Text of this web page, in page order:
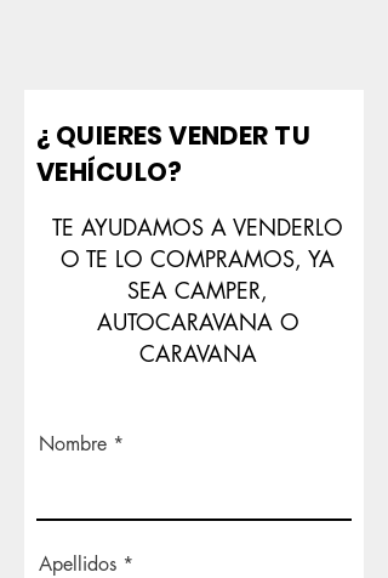
¿ QUIERES VENDER TU
VEHÍCULO?
TE AYUDAMOS A VENDERLO
O TE LO COMPRAMOS, YA
SEA CAMPER,
AUTOCARAVANA O
CARAVANA
Nombre
Apellidos